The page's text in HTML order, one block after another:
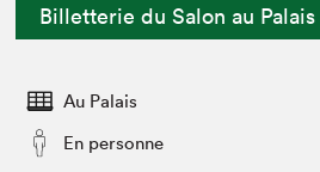
Actualités
SLM PRO
Salon dans la ville et en ligne
Billetterie du Salon au Palais
Au Palais
En personne